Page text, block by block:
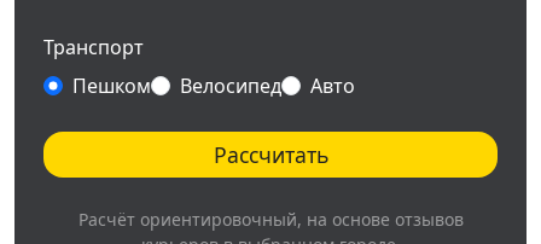
Транспорт
Пешком
Велосипед Авто
Рассчитать
Расчёт ориентировочный, на основе отзывов